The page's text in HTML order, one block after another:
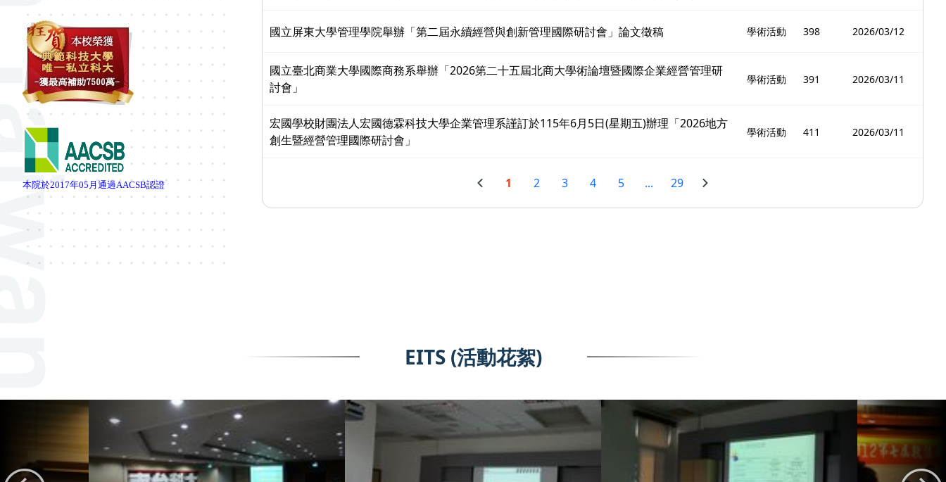
本院於2017年05 月通過AACSB認證
國立屏東大學管理學院舉辦「第二屆永續經營與創新管理國際研討會」論文徵稿 學術活動 398 2026/03/12
國立臺北商業大學國際商務系舉辦「2026第二十五屆北商大學術論壇暨國際企業經營管理研
討會」
學術活動 391 2026/03/11
宏國學校財團法人宏國德霖科技大學企業管理系謹訂於115年6月5日(星期五)辦理「2026地方
創生暨經營管理國際研討會」
學術活動 411 2026/03/11
1 2 3 4 5 ... 29
EITS (活動花絮)